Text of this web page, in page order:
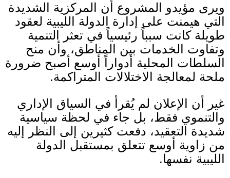
ويرى مؤيدو المشروع أن المركزية الشديدة
التي هيمنت على إدارة الدولة الليبية لعقود
طويلة كانت سبباً رئيسياً في تعثر التنمية
وتفاوت الخدمات بين المناطق، وأن منح
السلطات المحلية أدواراً أوسع أصبح ضرورة
ملحة لمعالجة الاختلالات المتراكمة.
غير أن الإعلان لم يُقرأ في السياق الإداري
والتنموي فقط، بل جاء في لحظة سياسية
شديدة التعقيد، دفعت كثيرين إلى النظر إليه
من زاوية أوسع تتعلق بمستقبل الدولة
الليبية نفسها.